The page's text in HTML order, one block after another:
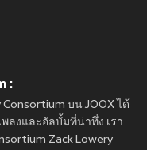
:
Consortium บน JOOX ได้
ลงและอัลบั้มที่น่าทึ่ง เรา
Zack Lowery